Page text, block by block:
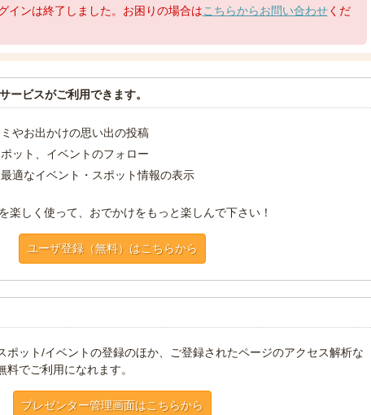
インは終了しました。お困りの場合はこちらからお問い合わせくだ
ービスがご利用できます。
やお出かけの思い出の投稿
ット、イベントのフォロー
適なイベント・スポット情報の表示
楽しく使って、おでかけをもっと楽しんで下さい！
ユーザ登録（無料）はこちらから
ポット/イベントの登録のほか、ご登録されたページのアクセス解析な
でご利用になれます。
プレゼンター管理画面はこちらから